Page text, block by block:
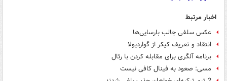
اخبار مرتبط
عکس سلفی جالب بارسایی‌ها
انتقاد و تعریف کیکر از گواردیولا
برنامه آلگری برای مقابله کردن با رئال
مسی: صعود به فینال کافی نیست